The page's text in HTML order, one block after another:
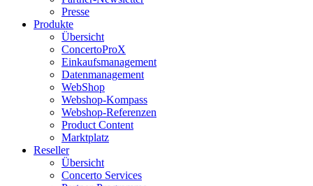
Presse
Produkte
Übersicht
ConcertoProX
Einkaufsmanagement
Datenmanagement
WebShop
Webshop-Kompass
Webshop-Referenzen
Product Content
Marktplatz
Reseller
Übersicht
Concerto Services